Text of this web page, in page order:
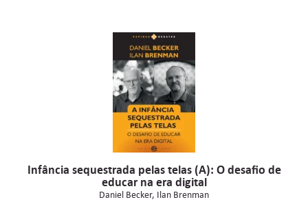
Infância sequestrada pelas telas (A): O desafio de
educar na era digital
Daniel Becker Ilan Brenman